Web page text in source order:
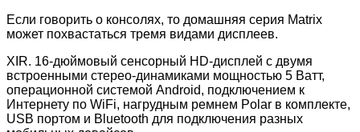
Если говорить о консолях, то домашняя серия Matrix
может похвастаться тремя видами дисплеев.
XIR. 16-дюймовый сенсорный HD-дисплей с двумя
встроенными стерео-динамиками мощностью 5 Ватт,
операционной системой Android, подключением к
Интернету по WiFi, нагрудным ремнем Polar в комплекте,
USB портом и Bluetooth для подключения разных